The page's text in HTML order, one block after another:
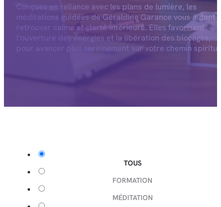
Conçues en reliance avec les plans de lumière, les
méditations guidées de Géraldine Garance vous aident
retrouver calme et clarté intérieure. Elles favorisent
l’ouverture des énergies et la libération des blocages,
pour avancer plus sereinement sur votre chemin
TOUS
FORMATION
MÉDITATION